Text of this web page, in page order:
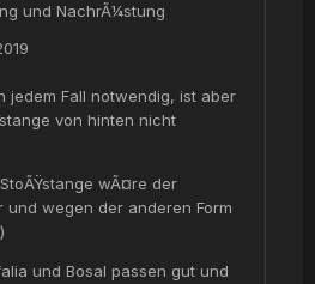
und NachrÃ¼stung
jedem Fall notwendig, ist aber
von hinten nicht
wÃ¤re der
und wegen der anderen Form
und Bosal passen gut und